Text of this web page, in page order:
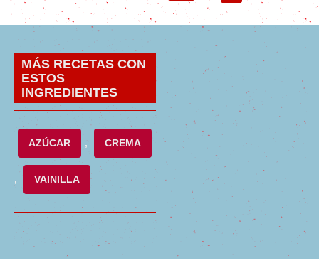
MÁS RECETAS CON
ESTOS
INGREDIENTES
AZÚCAR , CREMA
, VAINILLA